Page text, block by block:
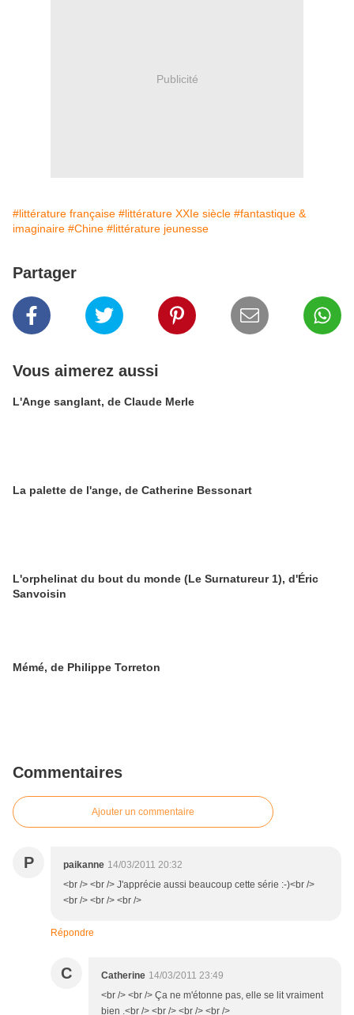
Publicité
#littérature française #littérature XXIe siècle #fantastique &
imaginaire #Chine #littérature jeunesse
Partager
Vous aimerez aussi
L'Ange sanglant, de Claude Merle
La palette de l'ange, de Catherine Bessonart
L'orphelinat du bout du monde (Le Surnatureur 1), d'Éric
Sanvoisin
Mémé, de Philippe Torreton
Commentaires
Ajouter un commentaire
P paikanne 14/03/2011 20:32
<br /> <br /> J'apprécie aussi beaucoup cette série :-)<br />
<br /> <br /> <br />
Répondre
C Catherine 14/03/2011 23:49
<br /> <br /> Ça ne m'étonne pas, elle se lit vraiment
bien .<br /> <br /> <br /> <br />